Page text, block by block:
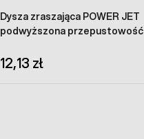
Dysza zraszająca POWER JET
podwyższona przepustowość
12,13 zł